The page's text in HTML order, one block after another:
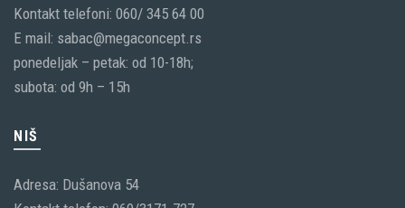
Kontakt telefoni: 060/ 345 64 00
E mail: sabac@megaconcept.rs
ponedeljak – petak: od 10-18h;
subota: od 9h – 15h
NIŠ
Adresa: Dušanova 54